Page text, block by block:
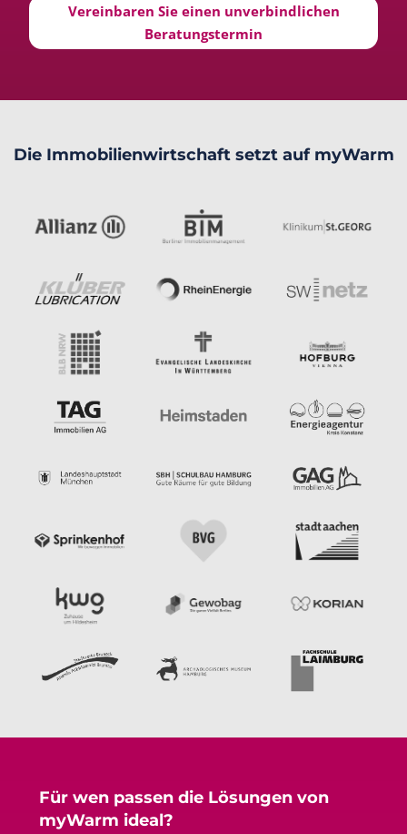
Vereinbaren Sie einen unverbindlichen
Beratungstermin
Die Immobilienwirtschaft setzt auf myWarm
Für wen passen die Lösungen von
myWarm ideal?